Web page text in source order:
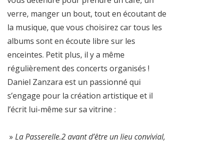
verre, manger un bout, tout en écoutant de
la musique, que vous choisirez car tous les
albums sont en écoute libre sur les
enceintes. Petit plus, il y a même
régulièrement des concerts organisés !
Daniel Zanzara est un passionné qui
s’engage pour la création artistique et il
l’écrit lui-même sur sa vitrine :
» La Passerelle.2 avant d’être un lieu convivial,